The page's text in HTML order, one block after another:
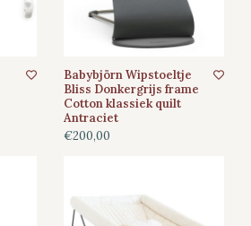
Babybjörn Wipstoeltje
Bliss Donkergrijs frame
Cotton klassiek quilt
Antraciet
€200,00